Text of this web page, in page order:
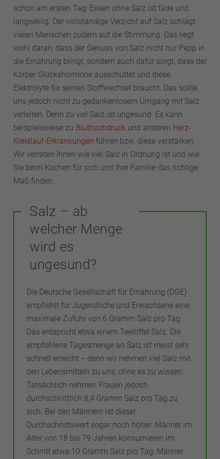
schon am ersten Tag: Essen ohne Salz ist fade und
langweilig. Der vollständige Verzicht auf Salz schlägt
vielen Menschen zudem auf die Stimmung. Das liegt
wohl daran, dass der Genuss von Salz nicht nur Pepp in
die Ernährung bringt, sondern auch dafür sorgt, dass der
Körper Glückshormone ausschüttet und diese
Elektrolyte für seinen Stoffwechsel braucht. Das sollte
uns jedoch nicht zu gedankenlosem Umgang mit Salz
verleiten. Denn zu viel Salz ist ungesund. Es kann
beispielsweise zu Bluthochdruck und anderen Herz-
Kreislauf-Erkrankungen führen bzw. diese verstärken.
Wir verraten Ihnen wie viel Salz in Ordnung ist und wie
Sie beim Kochen für sich und Ihre Familie das richtige
Maß finden.
Salz – ab
welcher Menge
wird es
ungesund?
Die Deutsche Gesellschaft für Ernährung (DGE)
empfiehlt für Jugendliche und Erwachsene eine
maximale Zufuhr von 6 Gramm Salz pro Tag.
Das entspricht etwa einem Teelöffel Salz. Die
empfohlene Tagesmenge an Salz ist meist sehr
schnell erreicht – denn wir nehmen viel Salz mit
den Lebensmitteln zu uns, ohne es zu wissen.
Tatsächlich nehmen Frauen jedoch
durchschnittlich 8,4 Gramm Salz pro Tag zu
sich. Bei den Männern ist dieser
Durchschnittswert sogar noch höher: Männer im
Alter von 18 bis 79 Jahren konsumieren im
Schnitt etwa 10 Gramm Salz pro Tag, Männer